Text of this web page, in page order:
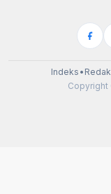
Indeks •
Copyright